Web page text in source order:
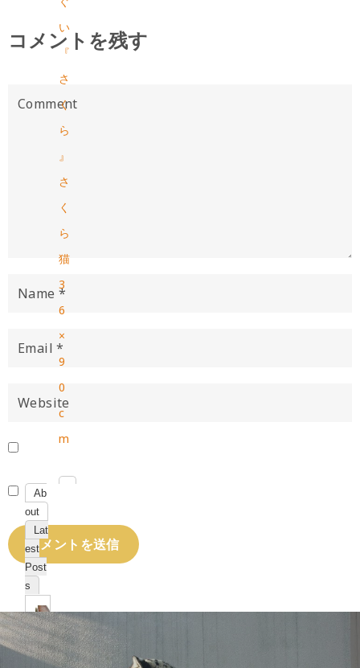
い
『
さ
く
ら
』
さ
く
ら
猫
3
6
×
9
0
c
m
Ab
out
Lat
est
Post
s
コメントを残す